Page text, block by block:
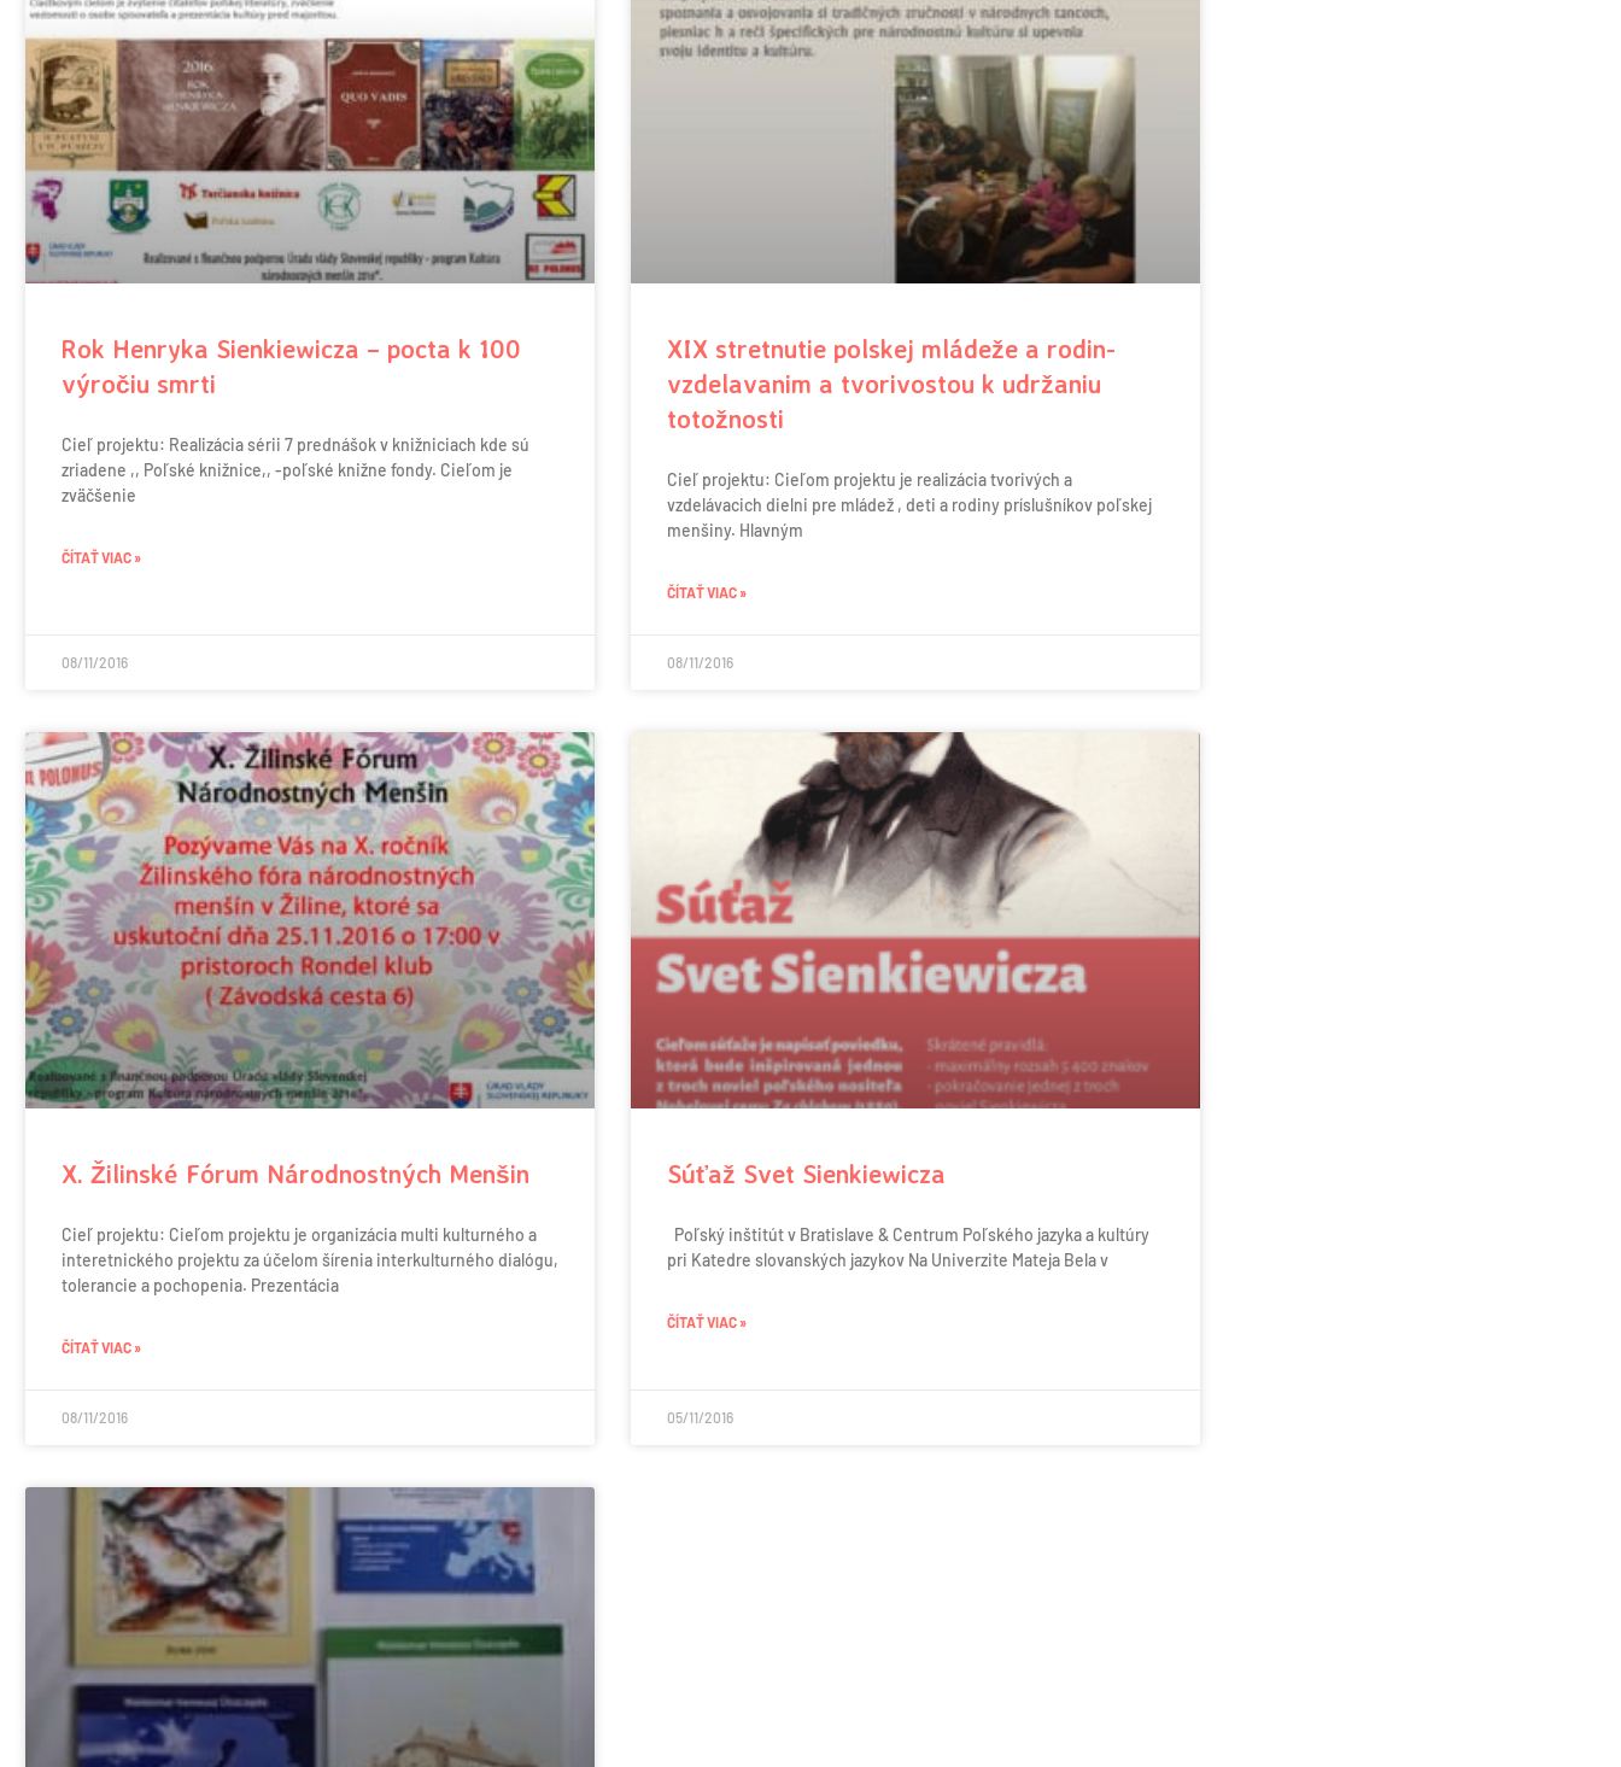
Rok Henryka Sienkiewicza – pocta k 100
výročiu smrti
Cieľ projektu: Realizácia sérii 7 prednášok v knižniciach kde sú
zriadene ,, Poľské knižnice,, -poľské knižne fondy. Cieľom je
zväčšenie
ČÍTAŤ VIAC »
08/11/2016
XIX stretnutie polskej mládeže a rodin-
vzdelavanim a tvorivostou k udržaniu
totožnosti
Cieľ projektu: Cieľom projektu je realizácia tvorivých a
vzdelávacich dielni pre mládež , deti a rodiny príslušníkov poľskej
menšiny. Hlavným
ČÍTAŤ VIAC »
08/11/2016
X. Žilinské Fórum Národnostných Menšin
Cieľ projektu: Cieľom projektu je organizácia multi kulturného a
interetnického projektu za účelom šírenia interkulturného dialógu,
tolerancie a pochopenia. Prezentácia
ČÍTAŤ VIAC »
08/11/2016
Súťaž Svet Sienkiewicza
Poľský inštitút v Bratislave & Centrum Poľského jazyka a kultúry
pri Katedre slovanských jazykov Na Univerzite Mateja Bela v
ČÍTAŤ VIAC »
05/11/2016